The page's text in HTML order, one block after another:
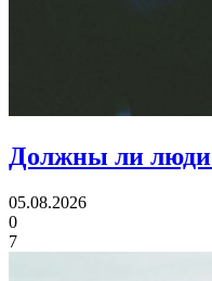
Должны ли люди
05.08.2026
0
7